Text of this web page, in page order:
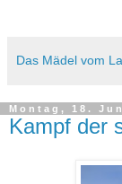
Das Mädel vom
Montag, 18.
Kampf der